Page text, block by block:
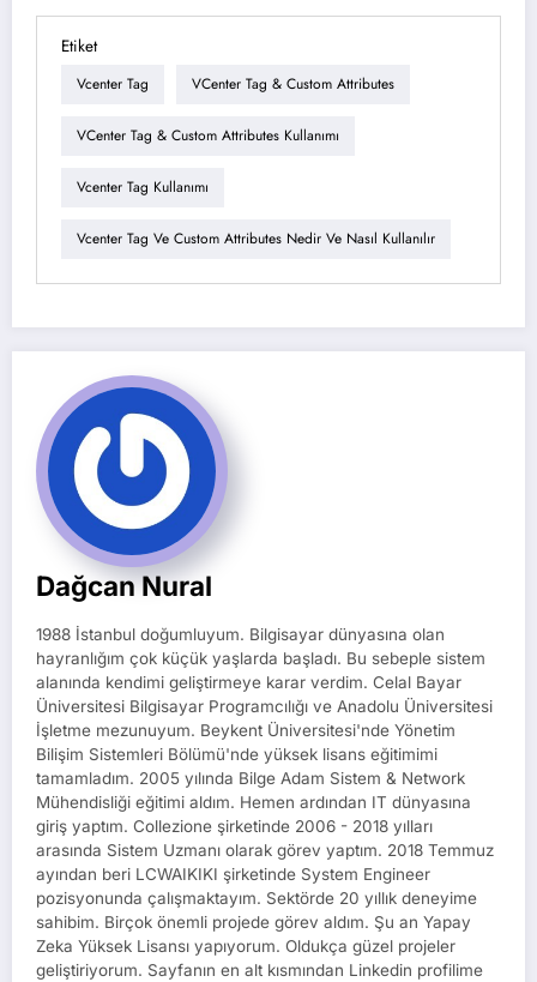
Etiket
Vcenter Tag VCenter Tag & Custom Attributes
VCenter Tag & Custom Attributes Kullanımı
Vcenter Tag Kullanımı
Vcenter Tag Ve Custom Attributes Nedir Ve Nasıl Kullanılır
Dağcan Nural
1988 İstanbul doğumluyum. Bilgisayar dünyasına olan
hayranlığım çok küçük yaşlarda başladı. Bu sebeple sistem
alanında kendimi geliştirmeye karar verdim. Celal Bayar
Üniversitesi Bilgisayar Programcılığı ve Anadolu Üniversitesi
İşletme mezunuyum. Beykent Üniversitesi'nde Yönetim
Bilişim Sistemleri Bölümü'nde yüksek lisans eğitimimi
tamamladım. 2005 yılında Bilge Adam Sistem & Network
Mühendisliği eğitimi aldım. Hemen ardından IT dünyasına
giriş yaptım. Collezione şirketinde 2006 - 2018 yılları
arasında Sistem Uzmanı olarak görev yaptım. 2018 Temmuz
ayından beri LCWAIKIKI şirketinde System Engineer
pozisyonunda çalışmaktayım. Sektörde 20 yıllık deneyime
sahibim. Birçok önemli projede görev aldım. Şu an Yapay
Zeka Yüksek Lisansı yapıyorum. Oldukça güzel projeler
geliştiriyorum. Sayfanın en alt kısmından Linkedin profilime